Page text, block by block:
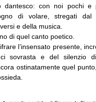
dantesco: con noi pochi e
di volare, stregati dal
e della musica.
di quel canto poetico.
l’insensato presente,
sovrasta e del silenzio
ostinatamente quel punto,